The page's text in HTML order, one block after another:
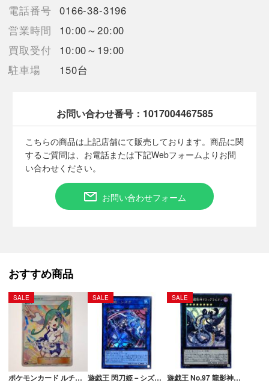
機械排出品につきましては初期キズがある場合がございます
トラブル防止のためプレイ用としてご購入お願いします
【使用予定配送業者】日本郵便 レターパックプラス
【こちらの商品は在庫連動システムを導入し、店頭や他ネットシ
売切れの場合は、ご購入をキャンセルさせていただく場合がござ
います。】
■状態等は画像をご確認・ご参照下さい。
こちらの商品はお客様から買取させていただいた商品であり、
人の手を経た商品です。
■弊社（株式会社オカモト）を装った偽装サイトにご注意くださ
い■
弊社（株式会社オカモト）の商品画像や文章を無断盗用した『偽
装サイト』を確認しておりますが、
当店とは一切関係がございませんのでご注意ください。
電話番号 0166-38-3196
営業時間
10:00～20:00
買取受付
10:00～19:00
駐車場
150台
お問い合わせ番号： 1017004467585
こちらの商品は上記店舗にて販売しております。商品に関
するご質問は、お電話または下記Webフォームよりお問
い合わせください。
お問い合わせフォーム
おすすめ商品
SALE
ポケモンカード ルチア 104/096 SM7 SR 折れ有 Cランク
SALE
遊戯王 閃刀姫－シズク SLF1-JP039 ウルトラレア イラスト違い トレカ Bランク
SALE
遊戯王 No.97 龍影神ドラッグラビリオン CP19-JP033 コレクターズレア トレカ Bランク